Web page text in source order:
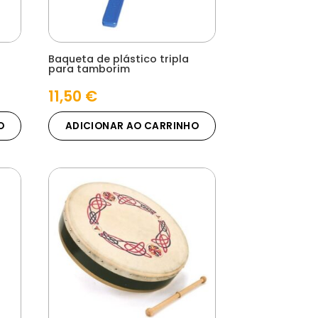
Baqueta de plástico tripla
para tamborim
11,50 €
ADICIONAR AO CARRINHO